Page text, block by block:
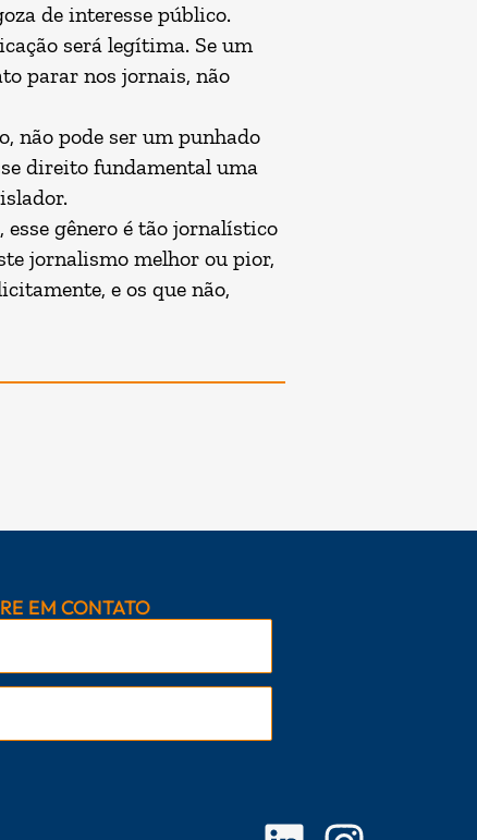
de interesse público.
será legítima. Se um
parar nos jornais, não
não pode ser um punhado
direito fundamental uma
gênero é tão jornalístico
jornalismo melhor ou pior,
e os que não,
EM CONTATO